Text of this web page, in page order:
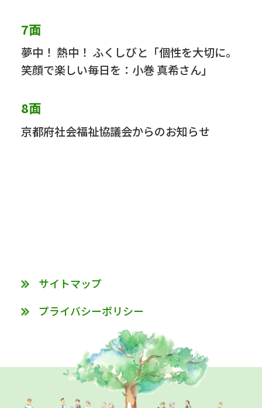
7面
夢中！ 熱中！ ふくしびと「個性を大切に。
笑顔で楽しい毎日を：小巻 真希さん」
8面
京都府社会福祉協議会からのお知らせ
サイトマップ
プライバシーポリシー